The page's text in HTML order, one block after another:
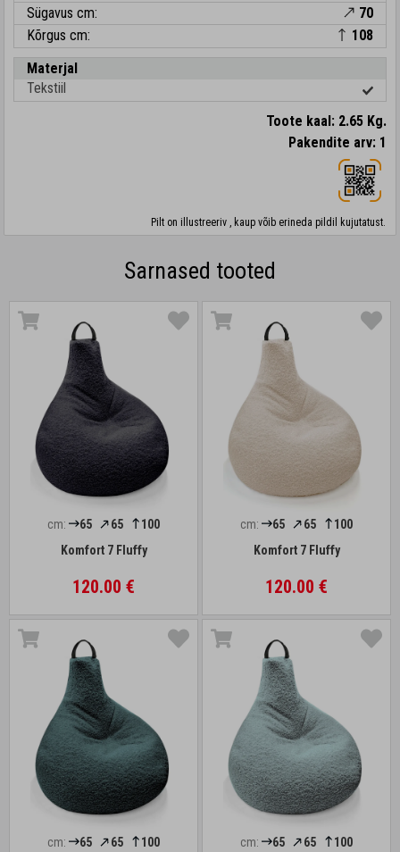
Sügavus cm:
70
Kõrgus cm:
108
Materjal
Tekstiil
Toote kaal: 2.65 Kg.
Pakendite arv: 1
Pilt on illustreeriv , kaup võib erineda pildil kujutatust.
Sarnased tooted
cm: 65 65
100
Komfort 7 Fluffy
120.00 €
cm: 65 65
100
Komfort 7 Fluffy
120.00 €
cm: 65 65 100 cm: 65 65 100